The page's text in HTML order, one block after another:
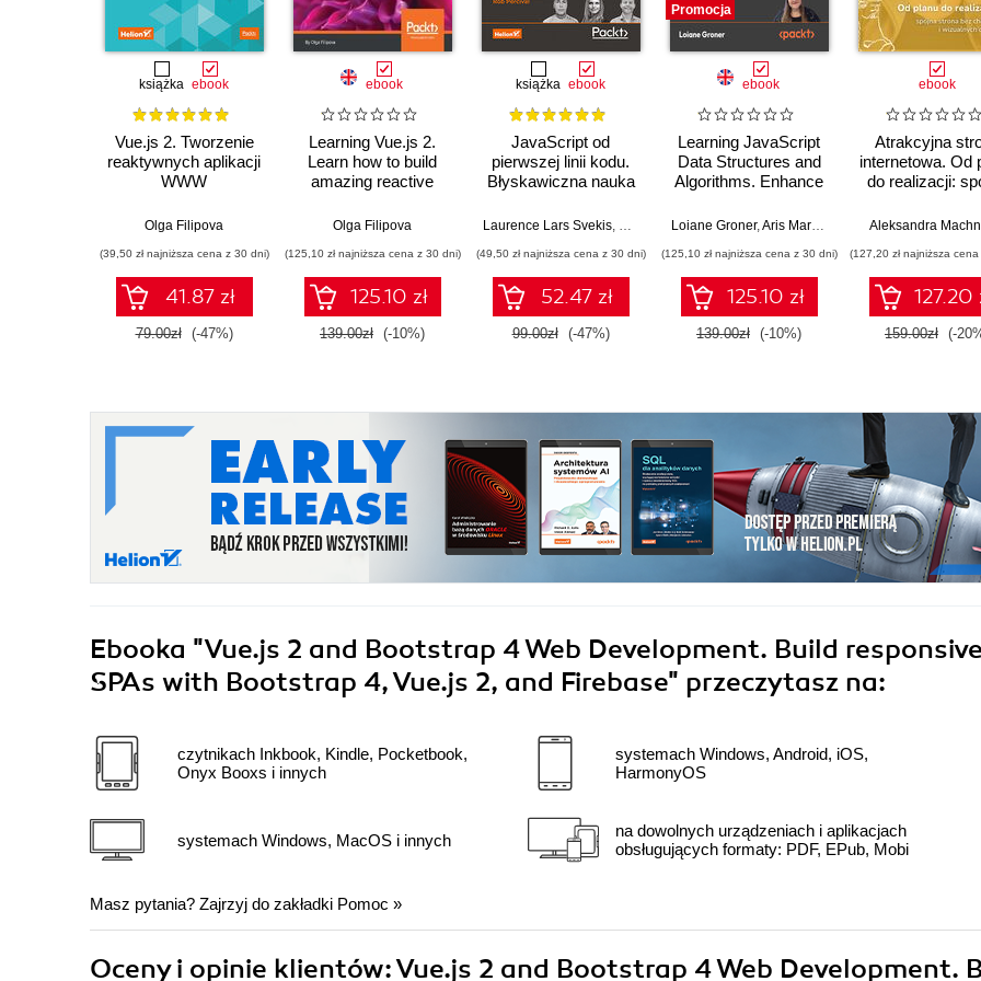
książka ebook
Vue.js 2. Tworzenie
reaktywnych aplikacji
WWW
Olga Filipova
(39,50 zł najniższa cena z 30 dni)
41.87 zł
79.00zł (-47%)
ebook
Learning Vue.js 2.
Learn how to build
amazing reactive
easily with Vue.js
Olga Filipova
(125,10 zł najniższa cena z 30 dni)
125.10 zł
139.00zł (-10%)
książka ebook
JavaScript od
pierwszej linii kodu.
Błyskawiczna nauka
WWW i aplikacji
Laurence Lars Svekis, Maaike van Putten,Rob Percival
(49,50 zł najniższa cena z 30 dni)
52.47 zł
99.00zł (-47%)
Promocja
ebook
Learning JavaScript
Data Structures and
Algorithms. Enhance
skills in JavaScript
Fourth Edition
Loiane Groner,Aris Markogiannakis ,Daniel
(125,10 zł najniższa cena z 30 dni)
125.10 zł
139.00zł (-10%)
ebook
Atrakcyjna
internetowa. Od
do realizacji:
wizualnych
Aleksandra
(127,20 zł najniższa
127.20
159.00zł (-
Ebooka "Vue.js 2 and Bootstrap 4 Web Development. Build responsive
SPAs with Bootstrap 4, Vue.js 2, and Firebase" przeczytasz na:
czytnikach Inkbook, Kindle, Pocketbook,
Onyx Booxs i innych
systemach Windows, MacOS i innych
systemach Windows, Android, iOS,
HarmonyOS
na dowolnych urządzeniach i aplikacjach
obsługujących formaty: PDF, EPub, Mobi
Masz pytania? Zajrzyj do zakładki Pomoc »
Oceny i opinie klientów: Vue.js 2 and Bootstrap 4 Web Development.